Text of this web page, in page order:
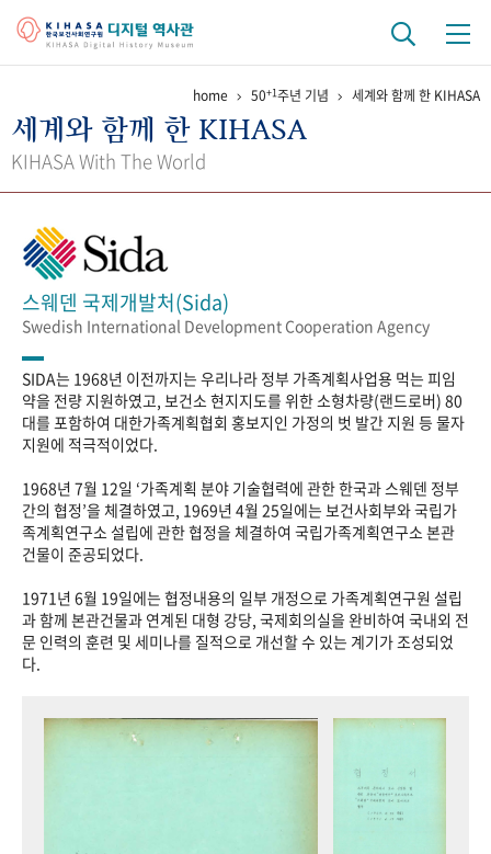
걸어온 길 기관 변천사 역대 기관장
정책과 연구 키워드로 보는 연구 역사
간행물 변천사
기록물 아카이브
사진 아카이브 문서 기록물 행정박물 영상 기록물
성과 50선 숫자로 보는 50년 50+1주년 광장
세계와 함께 한 KIHASA
VR 역사관
home 50+1주년 기념 세계와 함께 한 KIHASA
세계와 함께 한 KIHASA
KIHASA With The World
스웨덴 국제개발처(Sida)
Swedish International Development Cooperation Agency
SIDA는 1968년 이전까지는 우리나라 정부 가족계획사업용 먹는 피임
약을 전량 지원하였고, 보건소 현지지도를 위한 소형차량(랜드로버) 80
대를 포함하여 대한가족계획협회 홍보지인 가정의 벗 발간 지원 등 물자
지원에 적극적이었다.
1968년 7월 12일 ‘가족계획 분야 기술협력에 관한 한국과 스웨덴 정부
간의 협정’을 체결하였고, 1969년 4월 25일에는 보건사회부와 국립가
족계획연구소 설립에 관한 협정을 체결하여 국립가족계획연구소 본관
건물이 준공되었다.
1971년 6월 19일에는 협정내용의 일부 개정으로 가족계획연구원 설립
과 함께 본관건물과 연계된 대형 강당, 국제회의실을 완비하여 국내외 전
문 인력의 훈련 및 세미나를 질적으로 개선할 수 있는 계기가 조성되었
다.